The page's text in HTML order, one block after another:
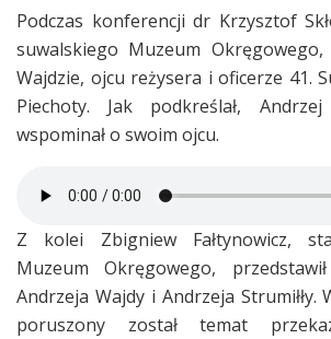
Podczas konferencji dr Krzysztof
suwalskiego Muzeum Okręgowego,
Wajdzie, ojcu reżysera i oficerze 41.
Piechoty. Jak podkreślał,
wspominał o swoim ojcu.
Z kolei Zbigniew Fałtynowicz,
Muzeum Okręgowego,
Andrzeja Wajdy i Andrzeja Strumiłły.
poruszony został temat